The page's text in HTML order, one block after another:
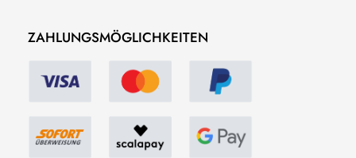
ZAHLUNGSMÖGLICHKEITEN